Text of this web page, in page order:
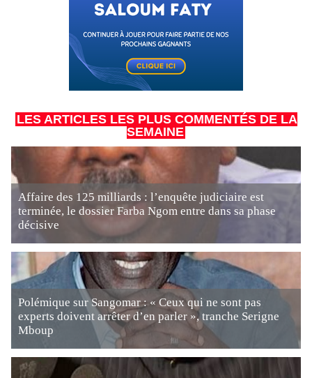
LES ARTICLES LES PLUS COMMENTÉS DE LA
SEMAINE
Affaire des 125 milliards : l’enquête judiciaire est
terminée, le dossier Farba Ngom entre dans sa phase
décisive
Polémique sur Sangomar : « Ceux qui ne sont pas
experts doivent arrêter d’en parler », tranche Serigne
Mboup